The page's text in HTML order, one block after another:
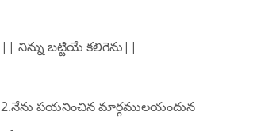
|| నిన్ను బట్టియే కలిగెను||
2.నేను పయనించిన మార్గములయందున